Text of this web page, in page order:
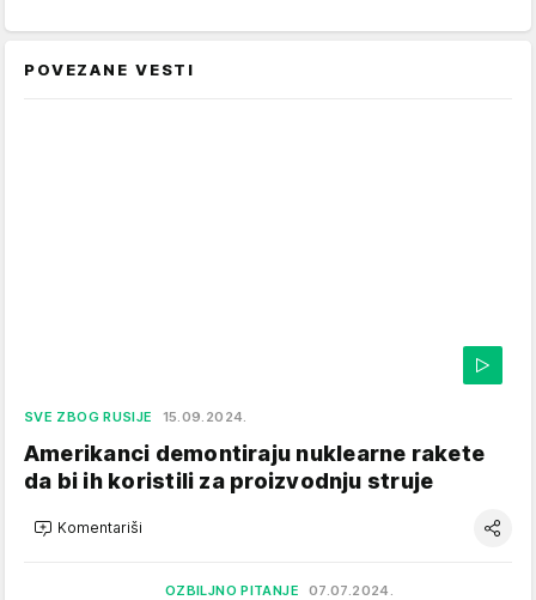
POVEZANE VESTI
SVE ZBOG RUSIJE 15.09.2024.
Amerikanci demontiraju nuklearne rakete
da bi ih koristili za proizvodnju struje
Komentariši
OZBILJNO PITANJE 07.07.2024.